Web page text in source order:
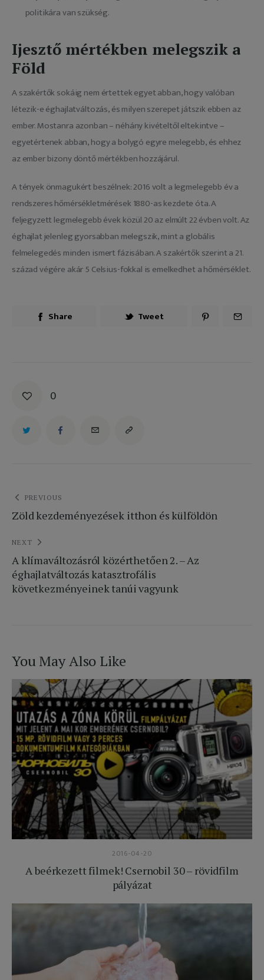
politikára van szükség.
Ijesztő mértékben melegszik a
Föld
A szakértők sokáig nem értettek egyet abban, hogy valóban
létezik-e éghajlatváltozás, és milyen szerepet játszik ebben az
ember. Mostanra azonban – néhány kivételtől eltekintve –
egyetértenek abban, hogy a bolygó egyre melegebb, és ehhez
az ember bizony döntő mértékben hozzájárul.
A tények önmagukért beszélnek: 2016 volt a legmelegebb év a
rendszeres hőmérsékletmérések 1880-as kezdete óta. A
feljegyzett legmelegebb évek közül 20 az elmúlt 22 évben volt. Az
éghajlat jelenleg gyorsabban melegszik, mint a globális
felmelegedés minden ismert fázisában. A szakértők szerint a 21.
század végére akár 5 Celsius-fokkal is emelkedhet a hőmérséklet.
Share Tweet
0
Bejegyzés
navigáció
PREVIOUS
Zöld kezdeményezések itthon és külföldön
NEXT
A klímaváltozásról közérthetően 2. – Az
éghajlatváltozás katasztrofális
következményeinek tanúi vagyunk
You May Also Like
2016-04-20
A beérkezett filmek! Csernobil 30 – rövidfilm
pályázat